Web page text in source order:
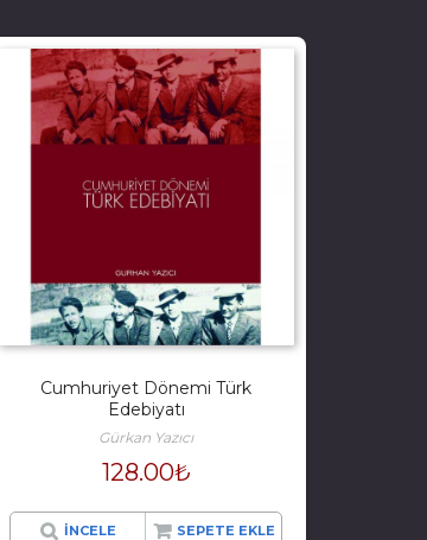
Cumhuriyet Dönemi Türk
Edebiyatı
Gürkan Yazıcı
128.00₺
İNCELE SEPETE EKLE